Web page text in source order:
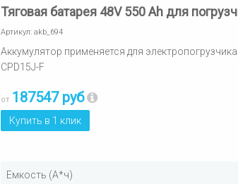
Тяговая батарея 48V 550 Ah для
Артикул: akb_694
Аккумулятор применяется для
CPD15J-F
от 187547 руб
Купить в 1 клик
Емкость (А*ч)